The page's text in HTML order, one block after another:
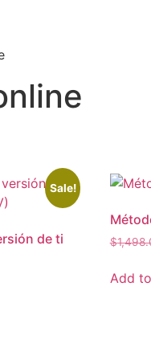
Sale!
de ti
$
Add